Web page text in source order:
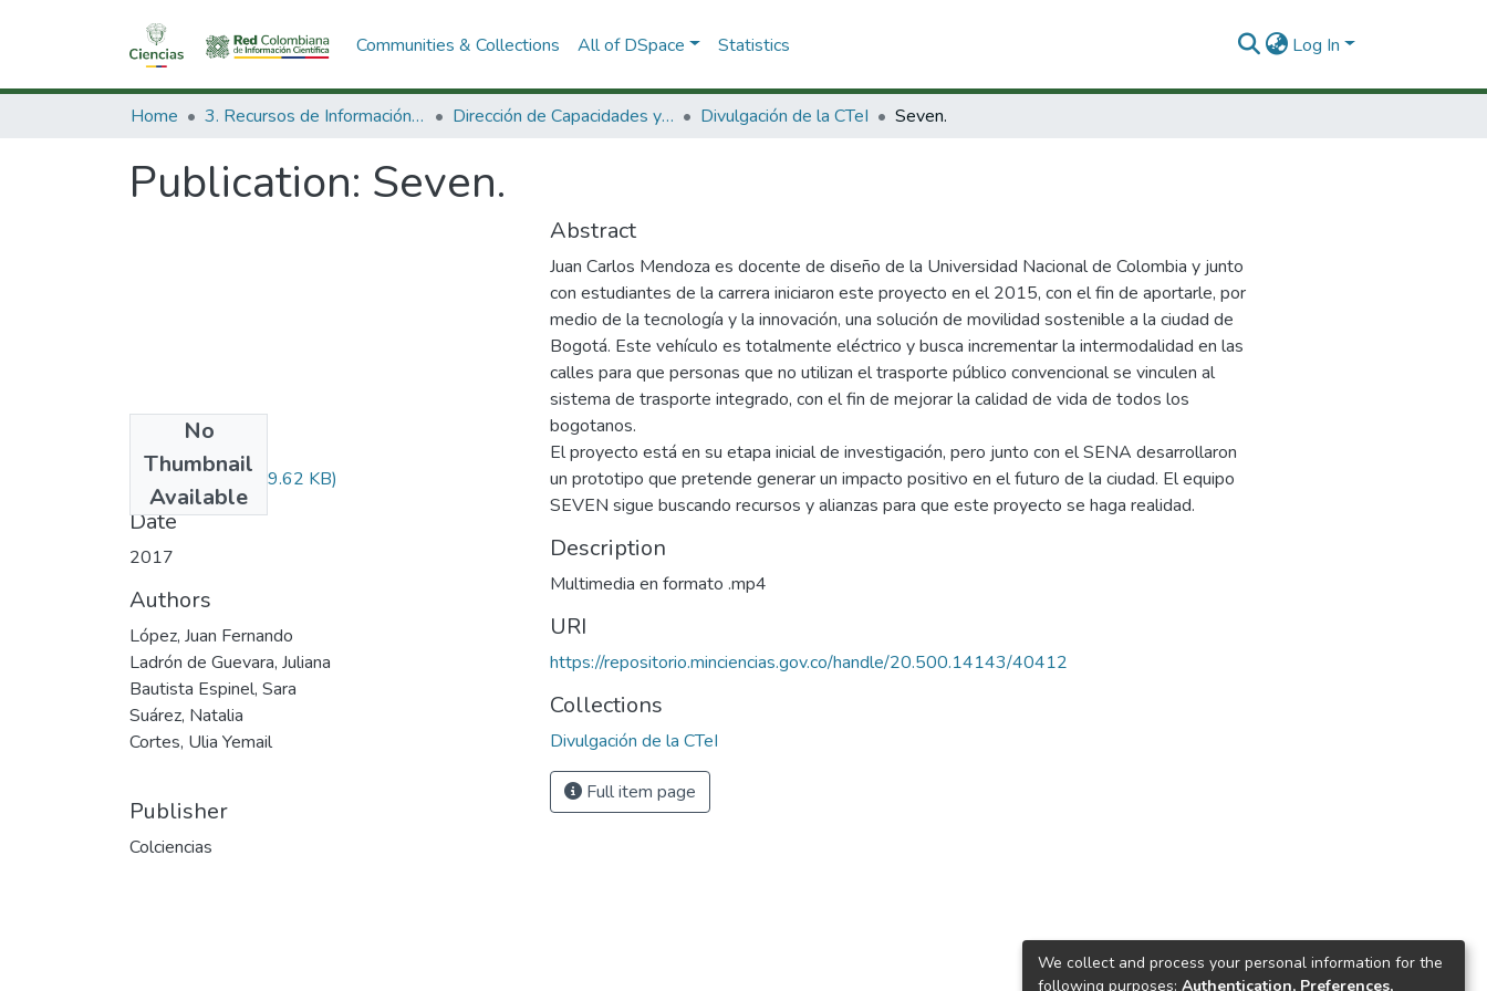
Communities & Collections All of DSpace Statistics Log In
Home 3. Recursos de Información Científica y Tecnológica Dirección de Capacidades y Divulgación de la CTeI Divulgación de la CTeI Seven.
Publication: Seven.
No
Thumbnail
Available
Audiovisual.pdf(29.62 KB)
Date
2017
Authors
López, Juan Fernando
Ladrón de Guevara, Juliana
Bautista Espinel, Sara
Suárez, Natalia
Cortes, Ulia Yemail
Publisher
Colciencias
Abstract
Juan Carlos Mendoza es docente de diseño de la Universidad Nacional de Colombia y junto
con estudiantes de la carrera iniciaron este proyecto en el 2015, con el fin de aportarle, por
medio de la tecnología y la innovación, una solución de movilidad sostenible a la ciudad de
Bogotá. Este vehículo es totalmente eléctrico y busca incrementar la intermodalidad en las
calles para que personas que no utilizan el trasporte público convencional se vinculen al
sistema de trasporte integrado, con el fin de mejorar la calidad de vida de todos los
bogotanos.
El proyecto está en su etapa inicial de investigación, pero junto con el SENA desarrollaron
un prototipo que pretende generar un impacto positivo en el futuro de la ciudad. El equipo
SEVEN sigue buscando recursos y alianzas para que este proyecto se haga realidad.
Description
Multimedia en formato .mp4
URI
https://repositorio.minciencias.gov.co/handle/20.500.14143/40412
Collections
Divulgación de la CTeI
Full item page
We collect and process your personal information for the
following purposes: Authentication, Preferences,